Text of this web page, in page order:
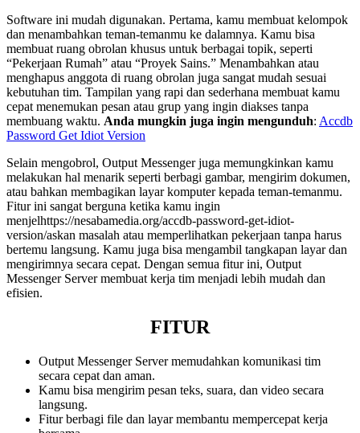
Software ini mudah digunakan. Pertama, kamu membuat kelompok
dan menambahkan teman-temanmu ke dalamnya. Kamu bisa
membuat ruang obrolan khusus untuk berbagai topik, seperti
“Pekerjaan Rumah” atau “Proyek Sains.” Menambahkan atau
menghapus anggota di ruang obrolan juga sangat mudah sesuai
kebutuhan tim. Tampilan yang rapi dan sederhana membuat kamu
cepat menemukan pesan atau grup yang ingin diakses tanpa
membuang waktu. Anda mungkin juga ingin mengunduh: Accdb
Password Get Idiot Version
Selain mengobrol, Output Messenger juga memungkinkan kamu
melakukan hal menarik seperti berbagi gambar, mengirim dokumen,
atau bahkan membagikan layar komputer kepada teman-temanmu.
Fitur ini sangat berguna ketika kamu ingin
menjelhttps://nesabamedia.org/accdb-password-get-idiot-
version/askan masalah atau memperlihatkan pekerjaan tanpa harus
bertemu langsung. Kamu juga bisa mengambil tangkapan layar dan
mengirimnya secara cepat. Dengan semua fitur ini, Output
Messenger Server membuat kerja tim menjadi lebih mudah dan
efisien.
FITUR
Output Messenger Server memudahkan komunikasi tim
secara cepat dan aman.
Kamu bisa mengirim pesan teks, suara, dan video secara
langsung.
Fitur berbagi file dan layar membantu mempercepat kerja